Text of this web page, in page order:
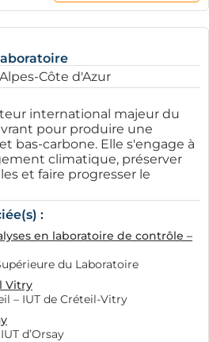
Côte d'Azur
international majeur du
pour produire une
bas-carbone. Elle s'engage à
climatique, préserver
et faire progresser le
:
en laboratoire de contrôle –
du Laboratoire
Vitry
– IUT de Créteil-Vitry
d’Orsay